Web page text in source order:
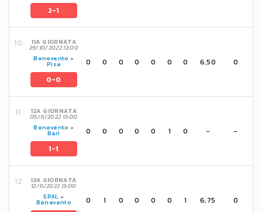
2-1
11A GIORNATA
29/10/2022 12:00
Benevento -
Pisa
0-0
0 0 0 0 0 0 0 6,50 0
12A GIORNATA
05/11/2022 13:00
Benevento -
Bari
1-1
0 0 0 0 0 1 0 - -
13A GIORNATA
12/11/2022 13:00
SPAL -
Benevento 0 1 0 0 0 0 1 6,75 0